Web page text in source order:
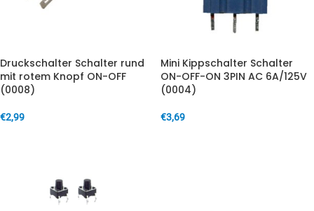
Druckschalter Schalter rund
mit rotem Knopf ON-OFF
(0008)
€2,99
Mini Kippschalter Schalter
ON-OFF-ON 3PIN AC 6A/125V
(0004)
€3,69